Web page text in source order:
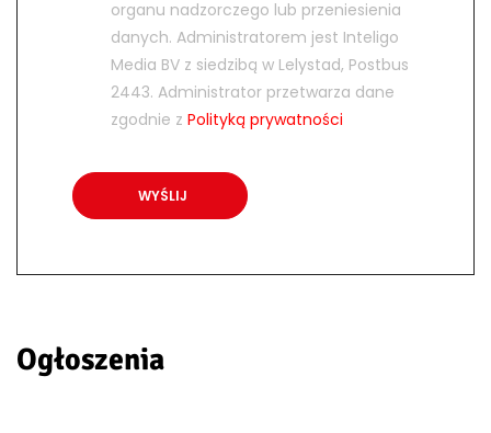
organu nadzorczego lub przeniesienia
danych. Administratorem jest Inteligo
Media BV z siedzibą w Lelystad, Postbus
2443. Administrator przetwarza dane
zgodnie z Polityką prywatności
Ogłoszenia